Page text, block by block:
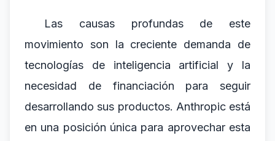
Las causas profundas de este
movimiento son la creciente demanda de
tecnologías de inteligencia artificial y la
necesidad de financiación para seguir
desarrollando sus productos. Anthropic está
en una posición única para aprovechar esta